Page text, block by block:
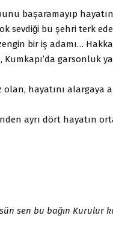
başaramayıp
sevdiği bu şehri terk
bir iş adamı…
garsonluk
olan, hayatını alargaya
ayrı dört hayatın
sen bu bağın Kurulur